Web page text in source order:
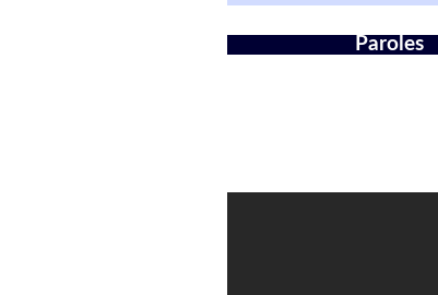
Paroles